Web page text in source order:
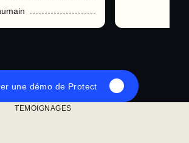
une démo de Protect
TEMOIGNAGES